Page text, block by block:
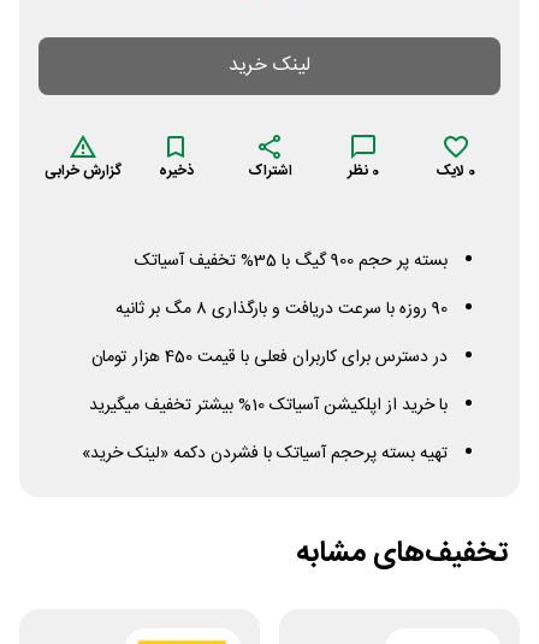
لینک خرید
0 لایک 0 نظر اشتراک ذخیره گزارش خرابی
بسته پر حجم 900 گیگ با 35% تخفیف آسیاتک
90 روزه با سرعت دریافت و بارگذاری 8 مگ بر ثانیه
در دسترس برای کاربران فعلی با قیمت 450 هزار تومان
با خرید از اپلکیشن آسیاتک 10% بیشتر تخفیف میگیرید
تهیه بسته پرحجم آسیاتک با فشردن دکمه «لینک خرید»
تخفیف‌های مشابه